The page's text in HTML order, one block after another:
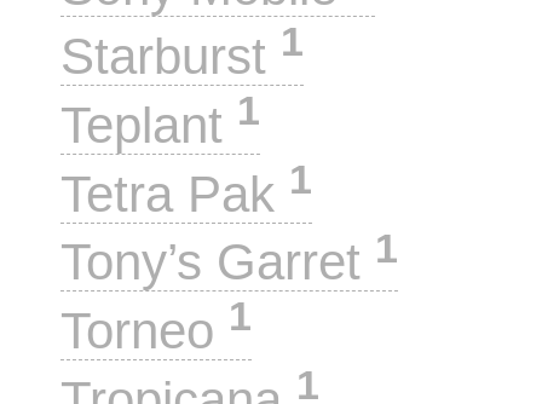
Starburst 1
Teplant 1
Tetra Pak 1
Tony’s Garret 1
Torneo 1
1